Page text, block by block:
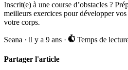
Inscrit(e) à une course d’obstacles ?
meilleurs exercices pour développer
votre corps.
Seana · il y a 9 ans · Temps de
Partager l'article